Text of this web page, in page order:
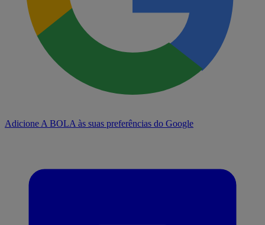
Adicione A BOLA às suas preferências do Google